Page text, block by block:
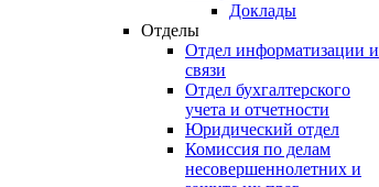
Доклады
Отделы
Отдел информатизации и
связи
Отдел бухгалтерского
учета и отчетности
Юридический отдел
Комиссия по делам
несовершеннолетних и